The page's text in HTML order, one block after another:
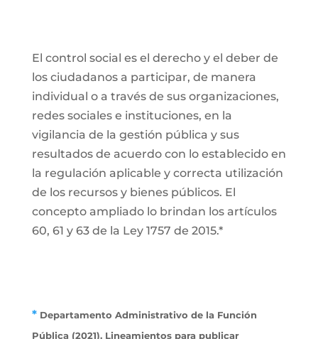
El control social es el derecho y el deber de
los ciudadanos a participar, de manera
individual o a través de sus organizaciones,
redes sociales e instituciones, en la
vigilancia de la gestión pública y sus
resultados de acuerdo con lo establecido en
la regulación aplicable y correcta utilización
de los recursos y bienes públicos. El
concepto ampliado lo brindan los artículos
60, 61 y 63 de la Ley 1757 de 2015.*
*Departamento Administrativo de la Función
Pública (2021). Lineamientos para publicar